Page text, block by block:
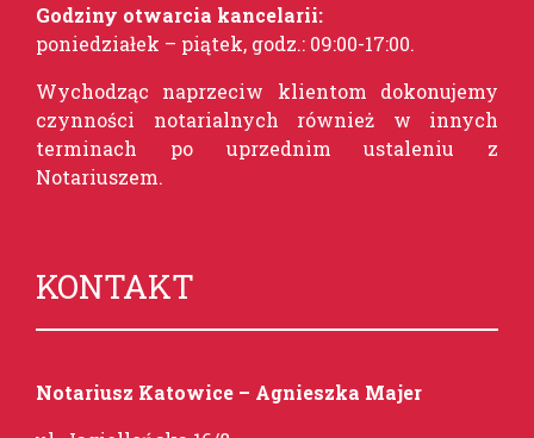
Godziny otwarcia kancelarii:
poniedziałek – piątek, godz.: 09:00-17:00.
Wychodząc naprzeciw klientom dokonujemy
czynności notarialnych również w innych
terminach po uprzednim ustaleniu z
Notariuszem.
KONTAKT
Notariusz Katowice – Agnieszka Majer